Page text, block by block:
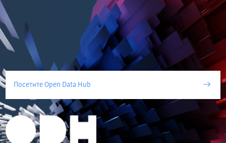
Посетите Open Data Hub